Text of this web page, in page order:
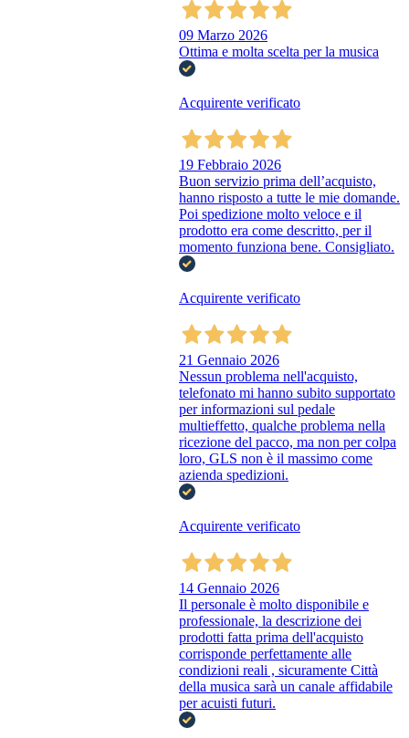
09 Marzo 2026
Ottima e molta scelta per la musica
Acquirente verificato
19 Febbraio 2026
Buon servizio prima dell’acquisto,
hanno risposto a tutte le mie domande.
Poi spedizione molto veloce e il
prodotto era come descritto, per il
momento funziona bene. Consigliato.
Acquirente verificato
21 Gennaio 2026
Nessun problema nell'acquisto,
telefonato mi hanno subito supportato
per informazioni sul pedale
multieffetto, qualche problema nella
ricezione del pacco, ma non per colpa
loro, GLS non è il massimo come
azienda spedizioni.
Acquirente verificato
14 Gennaio 2026
Il personale è molto disponibile e
professionale, la descrizione dei
prodotti fatta prima dell'acquisto
corrisponde perfettamente alle
condizioni reali , sicuramente Città
della musica sarà un canale affidabile
per acuisti futuri.